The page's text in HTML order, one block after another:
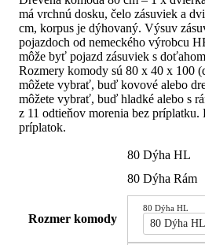
through
822.00€
má vrchnú dosku, čelo zásuviek a
cm, korpus je dýhovaný. Výsuv
pojazdoch od nemeckého výrobcu
môže byť pojazd zásuviek s
Rozmery komody sú 80 x 40 x 100
môžete vybrať, buď kovové alebo
môžete vybrať, buď hladké alebo s
z 11 odtieňov morenia bez príplatku.
príplatok.
Rozmer komody
80 Dýha HL
80 Dýha Rám
80 Dýha HL
80 Dýha HL